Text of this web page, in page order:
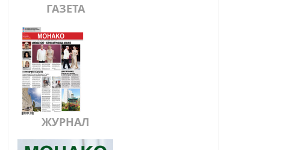
ГАЗЕТА
ЖУРНАЛ